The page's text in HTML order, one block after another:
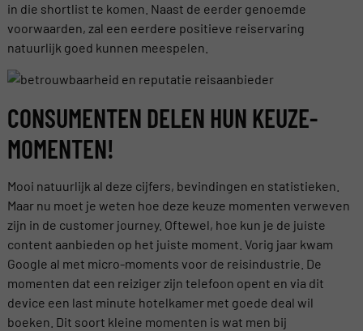
in die shortlist te komen. Naast de eerder genoemde
voorwaarden, zal een eerdere positieve reiservaring
natuurlijk goed kunnen meespelen.
CONSUMENTEN DELEN HUN KEUZE-
MOMENTEN!
Mooi natuurlijk al deze cijfers, bevindingen en statistieken.
Maar nu moet je weten hoe deze keuze momenten verweven
zijn in de customer journey. Oftewel, hoe kun je de juiste
content aanbieden op het juiste moment. Vorig jaar kwam
Google al met micro-moments voor de reisindustrie. De
momenten dat een reiziger zijn telefoon opent en via dit
device een last minute hotelkamer met goede deal wil
boeken. Dit soort kleine momenten is wat men bij